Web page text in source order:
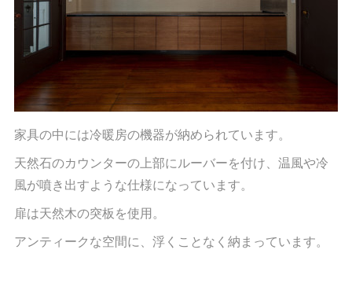
家具の中には冷暖房の機器が納められています。
天然石のカウンターの上部にルーバーを付け、温風や冷
風が噴き出すような仕様になっています。
扉は天然木の突板を使用。
アンティークな空間に、浮くことなく納まっています。